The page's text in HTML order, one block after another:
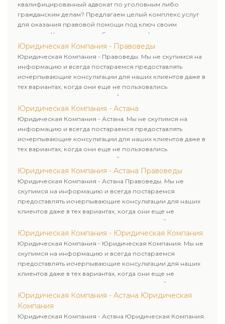
квалифицированный адвокат по уголовным либо
гражданским делам? Предлагаем целый комплекс услуг
для оказания правовой помощи под ключ своим
клиентам. Комплексное обслуживание физических и
юридических лиц. Индивидуальный подход к каждому
клиенту.
Юридическая Компания - Правоведы
Юридическая Компания - Правоведы. Мы не скупимся на
информацию и всегда постараемся предоставлять
исчерпывающие консультации для наших клиентов даже в
тех вариантах, когда они еще не пользовались
юридическими услугами нашей компании.
Юридическая Компания - Астана
Юридическая Компания - Астана. Мы не скупимся на
информацию и всегда постараемся предоставлять
исчерпывающие консультации для наших клиентов даже в
тех вариантах, когда они еще не пользовались
юридическими услугами нашей компании.
Юридическая Компания - Астана Правоведы
Юридическая Компания - Астана Правоведы. Мы не
скупимся на информацию и всегда постараемся
предоставлять исчерпывающие консультации для наших
клиентов даже в тех вариантах, когда они еще не
пользовались юридическими услугами нашей компании.
Юридическая Компания - Юридическая Компания
Юридическая Компания - Юридическая Компания. Мы не
скупимся на информацию и всегда постараемся
предоставлять исчерпывающие консультации для наших
клиентов даже в тех вариантах, когда они еще не
пользовались юридическими услугами нашей компании.
Юридическая Компания - Астана Юридическая
Компания
Юридическая Компания - Астана Юридическая Компания.